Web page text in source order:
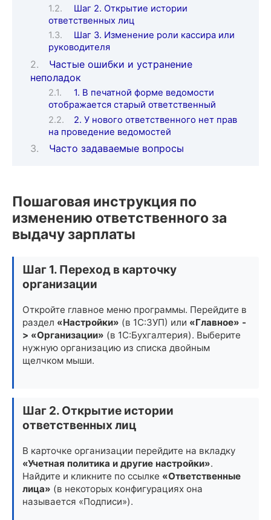
Шаг 2. Открытие истории
ответственных лиц
Шаг 3. Изменение роли кассира или
руководителя
Частые ошибки и устранение
неполадок
1. В печатной форме ведомости
отображается старый ответственный
2. У нового ответственного нет прав
на проведение ведомостей
Часто задаваемые вопросы
Пошаговая инструкция по
изменению ответственного за
выдачу зарплаты
Шаг 1. Переход в карточку
организации
Откройте главное меню программы. Перейдите в
раздел «Настройки» (в 1С:ЗУП) или «Главное» -
> «Организации» (в 1С:Бухгалтерия). Выберите
нужную организацию из списка двойным
щелчком мыши.
Шаг 2. Открытие истории
ответственных лиц
В карточке организации перейдите на вкладку
«Учетная политика и другие настройки».
Найдите и кликните по ссылке «Ответственные
лица» (в некоторых конфигурациях она
называется «Подписи»).